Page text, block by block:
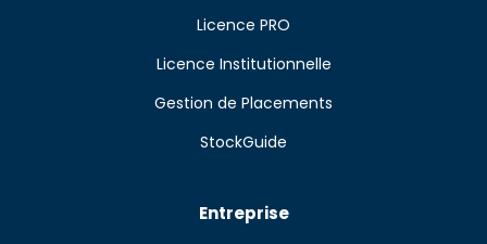
Licence PRO
Licence Institutionnelle
Gestion de Placements
StockGuide
Entreprise